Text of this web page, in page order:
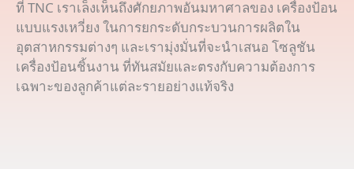
ที่ TNC เราเล็งเห็นถึงศักยภาพอันมหาศาลของ เครื่องป้อน
แบบแรงเหวี่ยง ในการยกระดับกระบวนการผลิตใน
อุตสาหกรรมต่างๆ และเรามุ่งมั่นที่จะนำเสนอ โซลูชัน
เครื่องป้อนชิ้นงาน ที่ทันสมัยและตรงกับความต้องการ
เฉพาะของลูกค้าแต่ละรายอย่างแท้จริง